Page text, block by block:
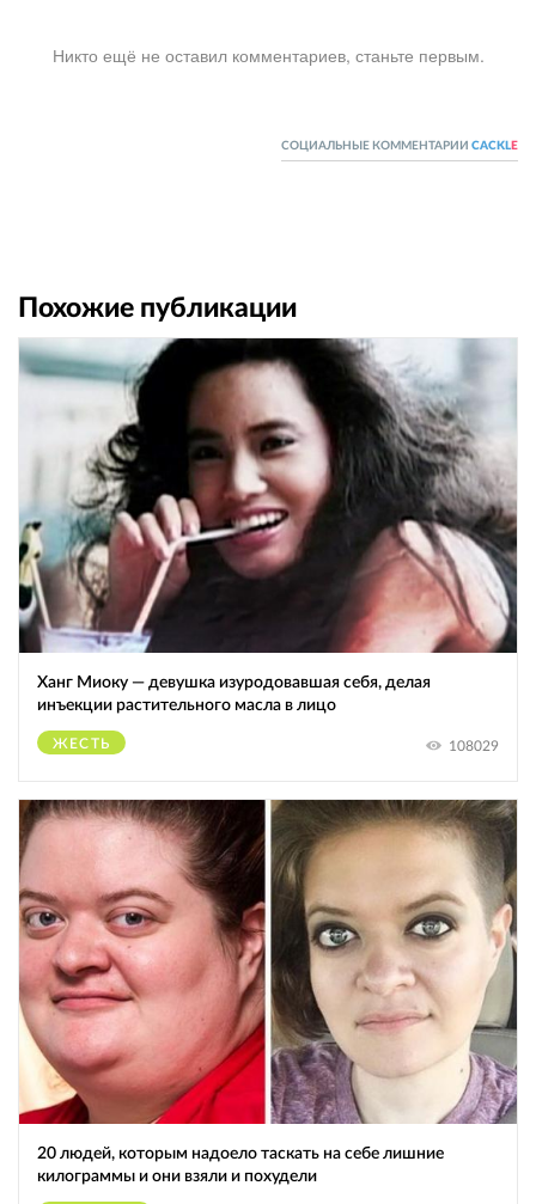
Никто ещё не оставил комментариев, станьте первым.
СОЦИАЛЬНЫЕ КОММЕНТАРИИ CACKL E
Похожие публикации
Ханг Миоку — девушка изуродовавшая себя, делая
инъекции растительного масла в лицо
ЖЕСТЬ 108029
20 людей, которым надоело таскать на себе лишние
килограммы и они взяли и похудели